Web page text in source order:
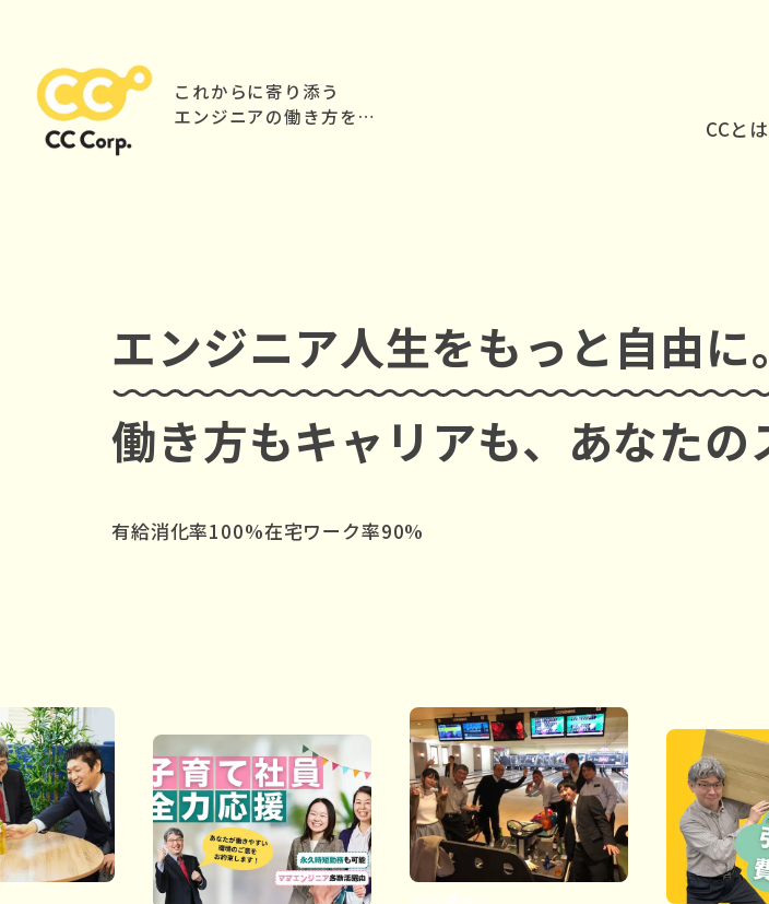
これからに寄り添う
エンジニアの働き方を…
CCとは
エンジニア人生をもっと自由に。
働き方もキャリアも、 あなたの
有給消化率100%在宅ワーク率90%